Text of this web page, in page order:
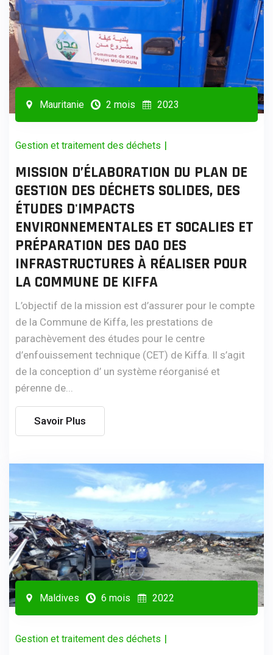
Mauritanie 2 mois 2023
Gestion et traitement des déchets |
MISSION D’ÉLABORATION DU PLAN DE
GESTION DES DÉCHETS SOLIDES, DES
ÉTUDES D'IMPACTS
ENVIRONNEMENTALES ET SOCALIES ET
PRÉPARATION DES DAO DES
INFRASTRUCTURES À RÉALISER POUR
LA COMMUNE DE KIFFA
L’objectif de la mission est d’assurer pour le compte
de la Commune de Kiffa, les prestations de
parachèvement des études pour le centre
d’enfouissement technique (CET) de Kiffa. Il s’agit
de la conception d’ un système réorganisé et
pérenne de...
Savoir Plus
Maldives 6 mois 2022
Gestion et traitement des déchets |